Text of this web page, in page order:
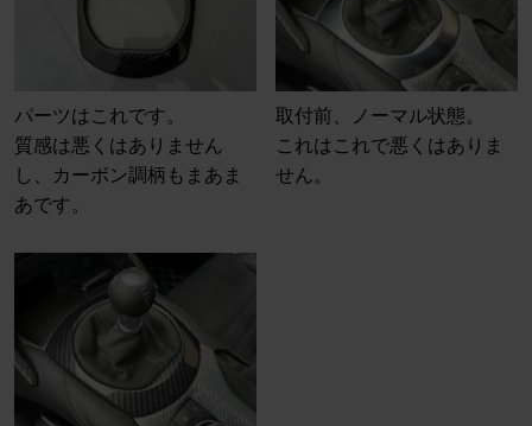
パーツはこれです。
質感は悪くはありません
し、カーボン調柄もまあま
あです。
取付前、ノーマル状態。
これはこれで悪くはありま
せん。